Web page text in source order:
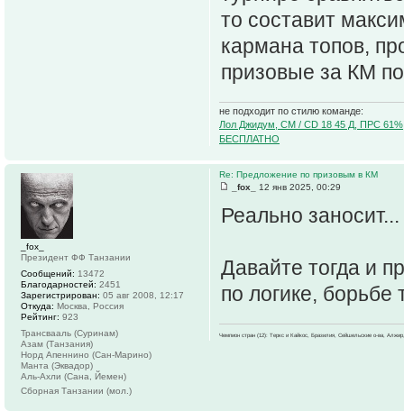
то составит
кармана топов,
призовые за КМ
не подходит по стилю команде:
Лол Джидум, CM / CD 18 45 Д, ПРС
БЕСПЛАТНО
Re: Предложение по призовым в КМ
_fox_
12 янв 2025, 00:29
Реально заносит...
Давайте тогда и
по логике,
Чемпион стран (12): Теркс и Кайкос, Бразилия, Сейшельские о-ва,
_fox_
Президент ФФ Танзании
Сообщений: 13472
Благодарностей: 2451
Зарегистрирован: 05 авг 2008, 12:17
Откуда: Москва, Россия
Рейтинг: 923
Трансвааль (Суринам)
Азам (Танзания)
Норд Апеннино (Сан-Марино)
Манта (Эквадор)
Аль-Ахли (Сана, Йемен)
Сборная Танзании (мол.)